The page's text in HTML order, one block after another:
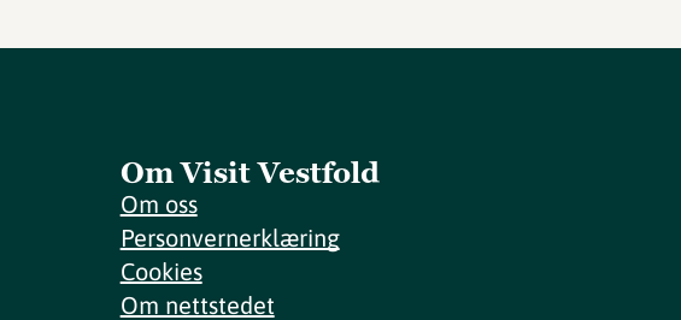
Om Visit Vestfold
Om oss
Personvernerklæring
Cookies
Om nettstedet